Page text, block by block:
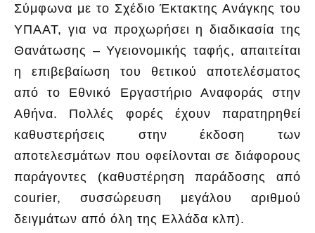
Σύμφωνα με το Σχέδιο Έκτακτης Ανάγκης του
ΥΠΑΑΤ, για να προχωρήσει η διαδικασία της
Θανάτωσης – Υγειονομικής ταφής, απαιτείται
η επιβεβαίωση του θετικού αποτελέσματος
από το Εθνικό Εργαστήριο Αναφοράς στην
Αθήνα. Πολλές φορές έχουν παρατηρηθεί
καθυστερήσεις στην έκδοση των
αποτελεσμάτων που οφείλονται σε διάφορους
παράγοντες (καθυστέρηση παράδοσης από
courier, συσσώρευση μεγάλου αριθμού
δειγμάτων από όλη της Ελλάδα κλπ).